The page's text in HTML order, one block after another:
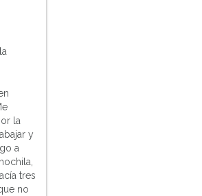
la
y
a
tres
no